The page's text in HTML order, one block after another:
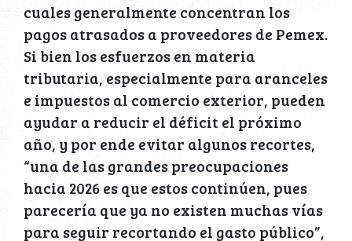
cuales generalmente concentran los
pagos atrasados a proveedores de Pemex.
Si bien los esfuerzos en materia
tributaria, especialmente para aranceles
e impuestos al comercio exterior, pueden
ayudar a reducir el déficit el próximo
año, y por ende evitar algunos recortes,
“una de las grandes preocupaciones
hacia 2026 es que estos continúen, pues
parecería que ya no existen muchas vías
para seguir recortando el gasto público”,